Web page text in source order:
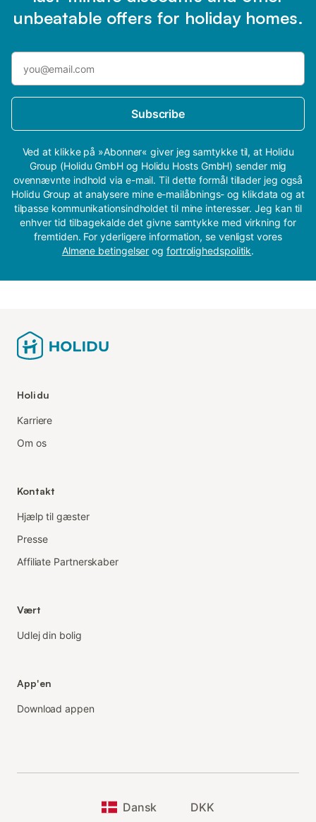
unbeatable offers for holiday homes.
Subscribe
Ved at klikke på »Abonner« giver jeg samtykke til, at Holidu
Group (Holidu GmbH og Holidu Hosts GmbH) sender mig
ovennævnte indhold via e-mail. Til dette formål tillader jeg også
Holidu Group at analysere mine e-mailåbnings- og klikdata og at
tilpasse kommunikationsindholdet til mine interesser. Jeg kan til
enhver tid tilbagekalde det givne samtykke med virkning for
fremtiden. For yderligere information, se venligst vores
Almene betingelser og fortrolighedspolitik.
Holidu
Karriere
Om os
Kontakt
Hjælp til gæster
Presse
Affiliate Partnerskaber
Vært
Udlej din bolig
App'en
Download appen
Dansk DKK